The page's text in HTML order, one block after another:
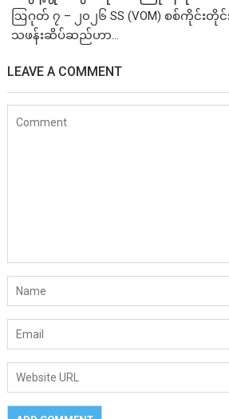
ဩဂုတ် ၇ – ၂၀၂၆ SS (VOM) စစ်ကိုင်းတို
သဖန်းဆိပ်ဆည်ဟာ...
LEAVE A COMMENT